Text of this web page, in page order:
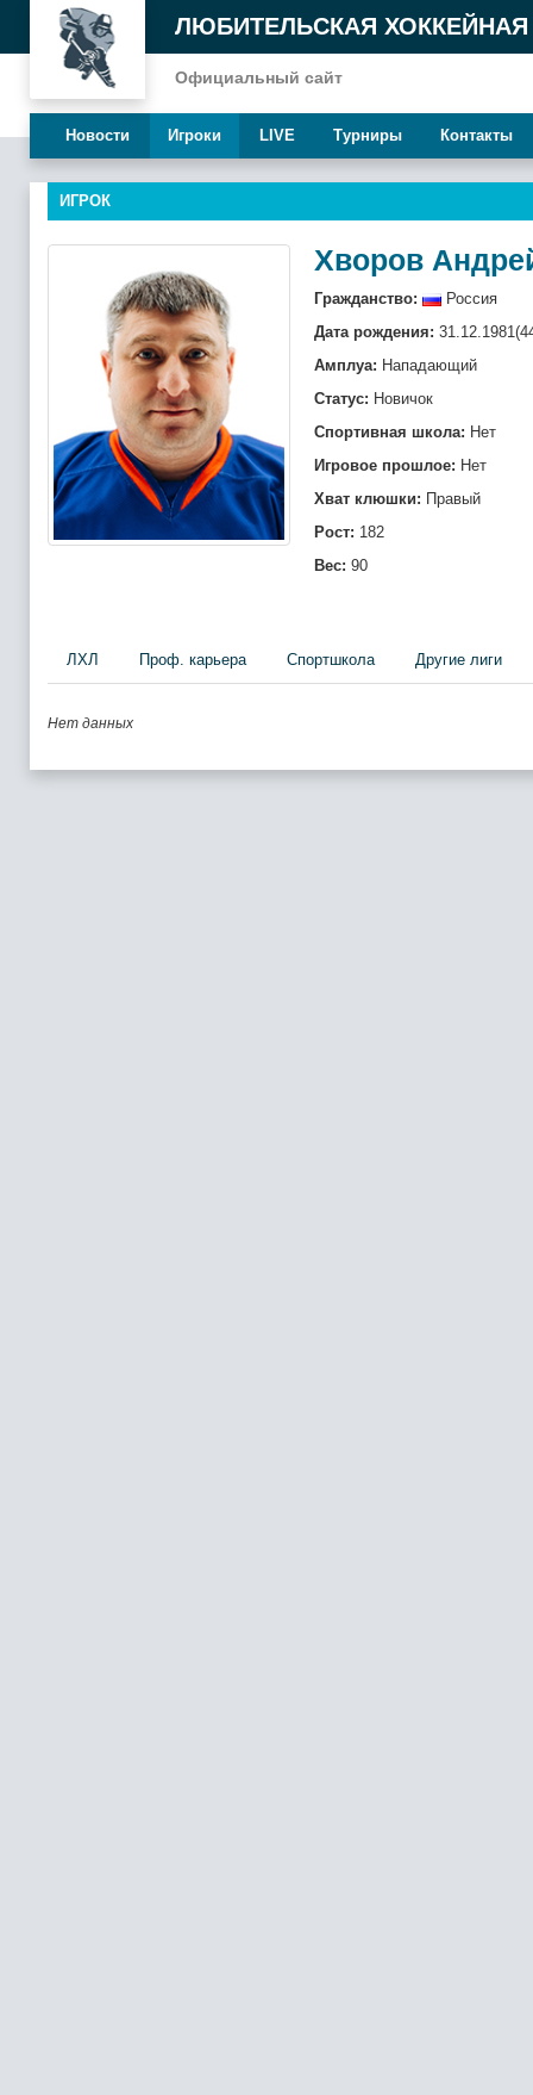
ЛЮБИТЕЛЬСКАЯ ХОККЕЙНАЯ
Официальный сайт
Новости Игроки LIVE Турниры Контакты
ИГРОК
Хворов
Гражданство:
Россия
Дата рождения:
Амплуа: Нападающий
Статус: Новичок
Спортивная школа: Нет
Игровое прошлое: Нет
Хват клюшки: Правый
Рост: 182
Вес: 90
ЛХЛ Проф. карьера Спортшкола Другие лиги
Нет данных